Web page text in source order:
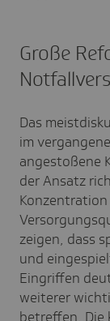
Große
Das
im
angestoßene
der Ansatz
zeigen, dass
und
Eingriffen
weiterer
betreffen. Die